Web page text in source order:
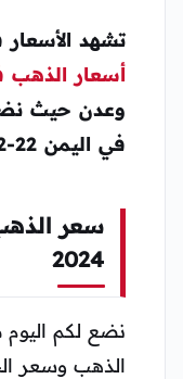
تشهد
أسعار الذهب
وعدن حيث
في اليمن 22-12-2024 ليومنا هذا الأحد.
2024
نضع لكم
الذهب وسعر